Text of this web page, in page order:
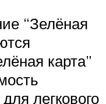
“Зелёная
карта”
легкового